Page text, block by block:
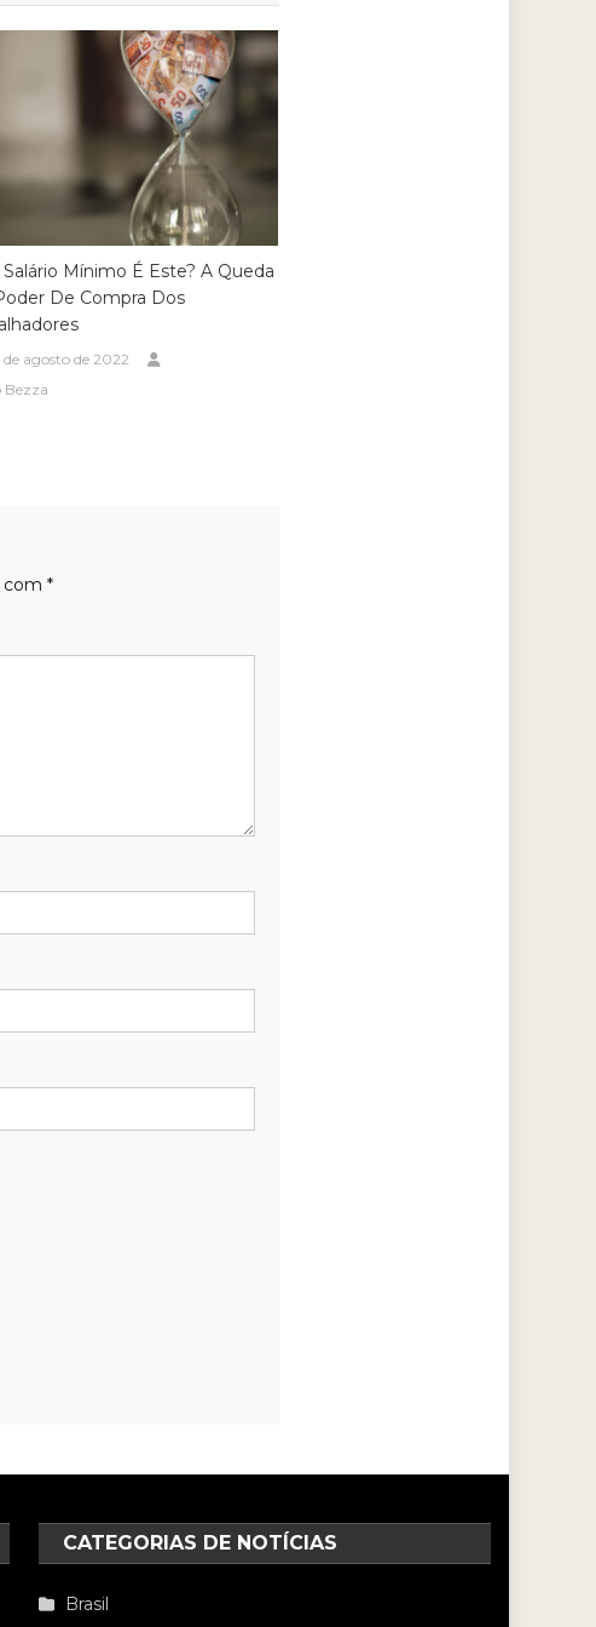
Mínimo É Este? A Queda
De Compra Dos
agosto de 2022
Bezza
com *
CATEGORIAS DE NOTÍCIAS
Brasil